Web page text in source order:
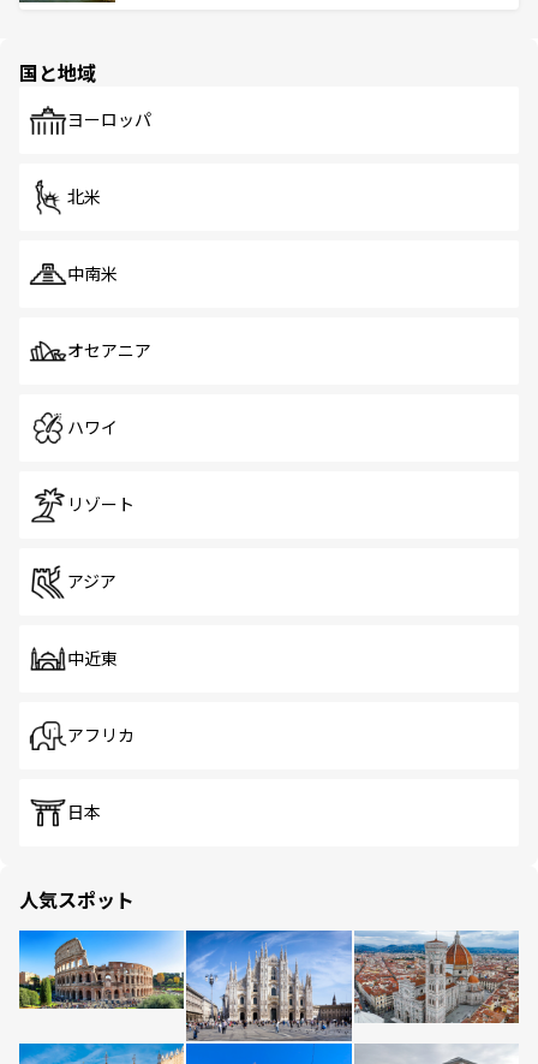
で、ホーカーズは地元の風情を楽しめる外せないスポット
国と地域
ヨーロッパ
北米
中南米
オセアニア
ハワイ
リゾート
アジア
中近東
アフリカ
日本
人気スポット